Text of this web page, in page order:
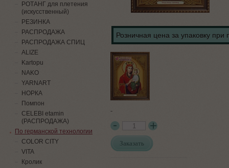
Розничная цена за упаковку при
-
Заказать
РОТАНГ для плетения
(искусственный)
PЕЗИНКА
РАСПРОДАЖА
РАСПРОДАЖА СПИЦ
ALIZE
Kartopu
NAKO
YARNART
НОРКА
Помпон
СELEBI etamin
(РАСПРОДАЖА)
По германской технологии
COLOR CITY
VITA
Кролик